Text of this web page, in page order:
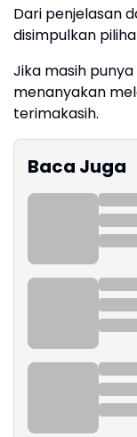
Dari penjelasan
disimpulkan
Jika masih
menanyakan
terimakasih.
Baca Juga